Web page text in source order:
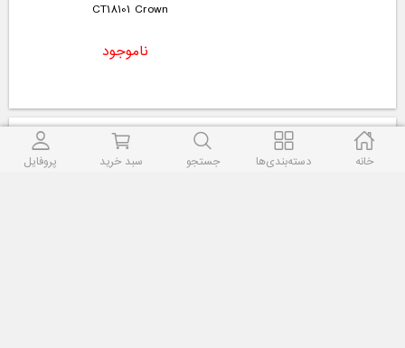
CT18101 Crown
ناموجود
دریل چکشی (بتن کن) کرون مدل CT18026
خانه دسته‌بندی‌ها جستجو سبد خرید پروفایل